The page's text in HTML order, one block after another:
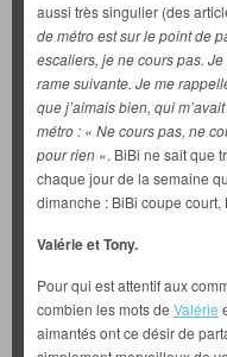
aussi très singulier (des
de métro est sur le point de
escaliers, je ne cours pas.
rame suivante. Je me
que j’aimais bien, qui
métro : « Ne cours pas, ne
pour rien ». BiBi ne sait que
chaque jour de la semaine
dimanche : BiBi coupe court,
Valérie et Tony.
Pour qui est attentif aux
combien les mots de Valérie
aimantés ont ce désir de